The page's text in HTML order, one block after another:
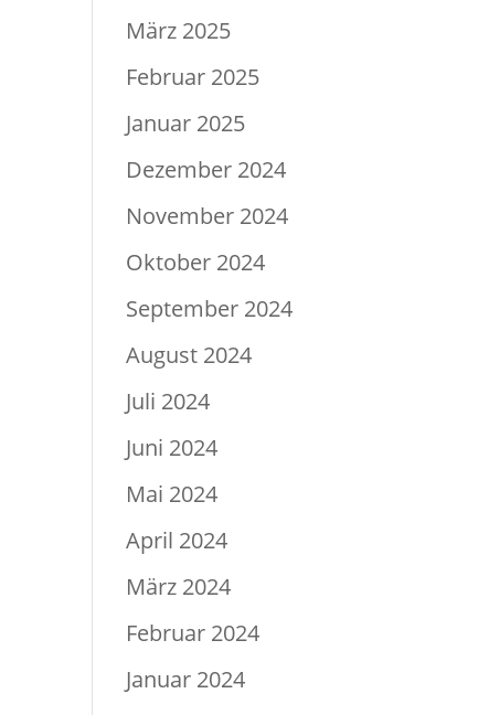
März 2025
Februar 2025
Januar 2025
Dezember 2024
November 2024
Oktober 2024
September 2024
August 2024
Juli 2024
Juni 2024
Mai 2024
April 2024
März 2024
Februar 2024
Januar 2024